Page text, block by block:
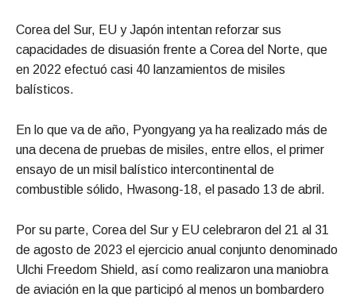
Corea del Sur, EU y Japón intentan reforzar sus
capacidades de disuasión frente a Corea del Norte, que
en 2022 efectuó casi 40 lanzamientos de misiles
balísticos.
En lo que va de año, Pyongyang ya ha realizado más de
una decena de pruebas de misiles, entre ellos, el primer
ensayo de un misil balístico intercontinental de
combustible sólido, Hwasong-18, el pasado 13 de abril.
Por su parte, Corea del Sur y EU celebraron del 21 al 31
de agosto de 2023 el ejercicio anual conjunto denominado
Ulchi Freedom Shield, así como realizaron una maniobra
de aviación en la que participó al menos un bombardero